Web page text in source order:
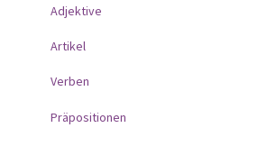
Adjektive
Artikel
Verben
Präpositionen